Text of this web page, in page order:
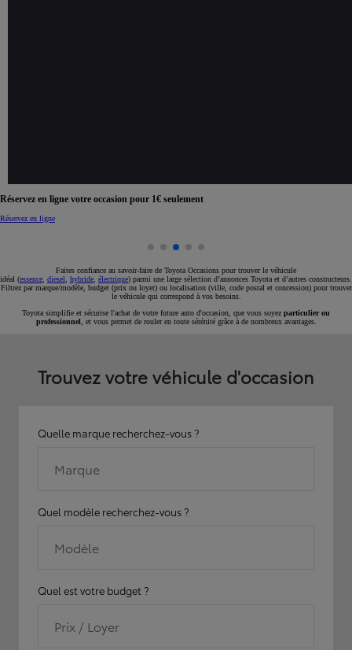
Réservez en ligne votre occasion pour 1€ seulement
Réservez en ligne
Faites confiance au savoir-faire de Toyota Occasions pour trouver le véhicule
idéal (essence diesel hybride électrique) parmi une large sélection d’annonces Toyota et d’autres constructeurs.
Filtrez par marque/modèle, budget (prix ou loyer) ou localisation (ville, code postal et concession) pour trouver
le véhicule qui correspond à vos besoins.
Toyota simplifie et sécurise l'achat de votre future auto d'occasion, que vous soyez particulier ou
professionnel , et vous permet de rouler en toute sérénité grâce à de nombreux avantages.
Trouvez votre véhicule d'occasion
Quelle marque recherchez-vous ?
Marque
Quel modèle recherchez-vous ?
Modèle
Quel est votre budget ?
Prix / Loyer